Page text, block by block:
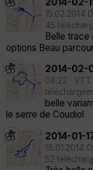
15.02.2014
45
Belle
options Beau
2014-02-
08:22 · VTT
belle
le serre de Coudiol
2014-01-
18.01.2014
52